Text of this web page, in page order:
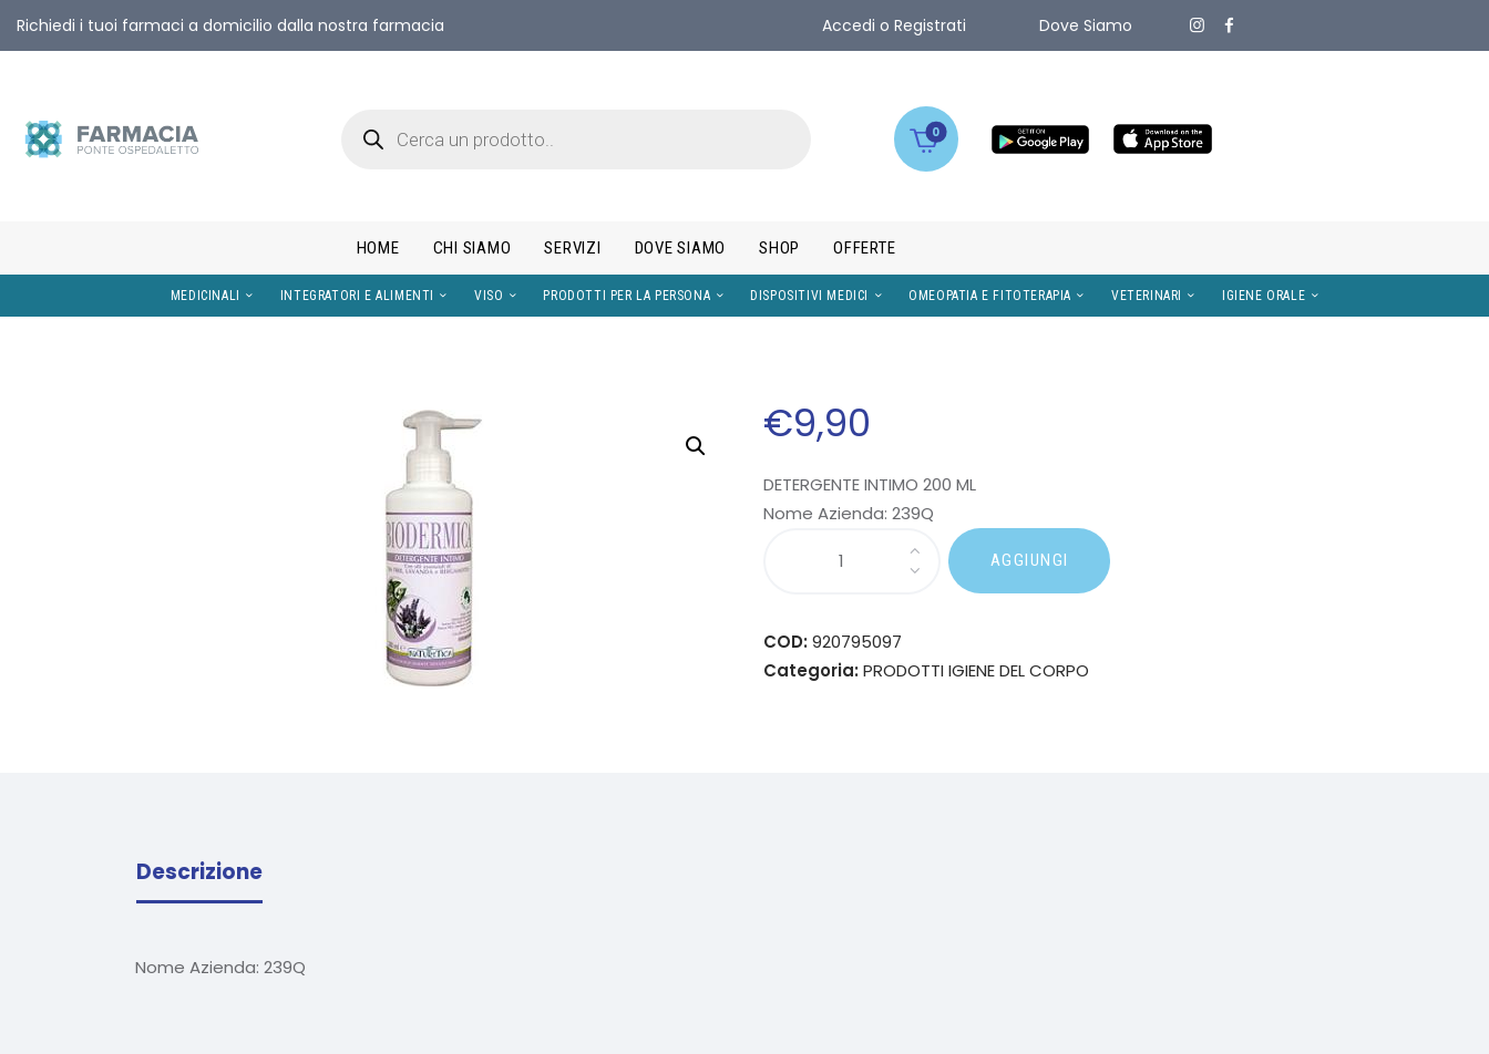
Richiedi i tuoi farmaci a domicilio dalla nostra farmacia Accedi o Registrati Dove Siamo
0
HOME CHI SIAMO SERVIZI DOVE SIAMO SHOP OFFERTE
€9,90
DETERGENTE INTIMO 200 ML
Nome Azienda:239Q
AGGIUNGI
COD:920795097
Categoria:PRODOTTI IGIENE DEL CORPO
Descrizione
Nome Azienda: 239Q